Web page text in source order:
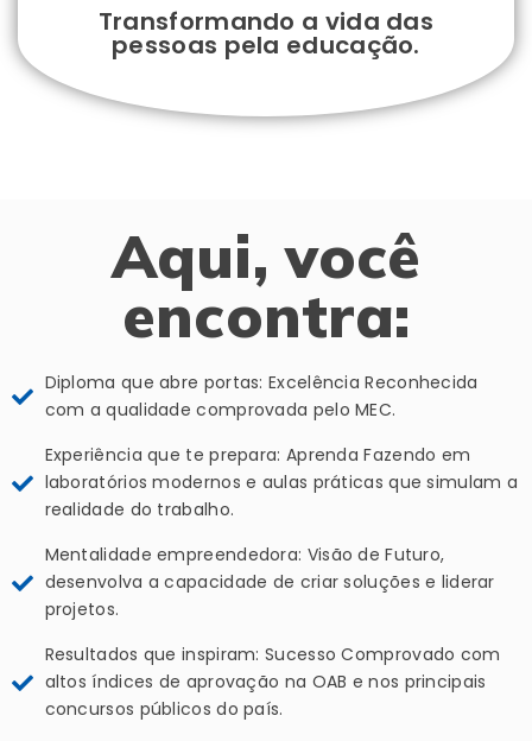
Transformando a vida das
pessoas pela educação.
Aqui, você
encontra:
Diploma que abre portas: Excelência Reconhecida
com a qualidade comprovada pelo MEC.
Experiência que te prepara: Aprenda Fazendo em
laboratórios modernos e aulas práticas que simulam a
realidade do trabalho.
Mentalidade empreendedora: Visão de Futuro,
desenvolva a capacidade de criar soluções e liderar
projetos.
Resultados que inspiram: Sucesso Comprovado com
altos índices de aprovação na OAB e nos principais
concursos públicos do país.